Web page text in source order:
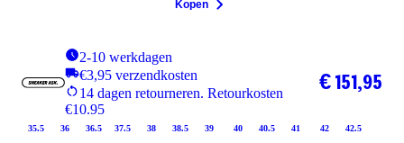
Kopen
2-10 werkdagen
€3,95 verzendkosten
14 dagen retourneren. Retourkosten
€10.95
35.5 36 36.5 37.5 38 38.5 39 40 40.5 41 42 42.5
€ 151,95